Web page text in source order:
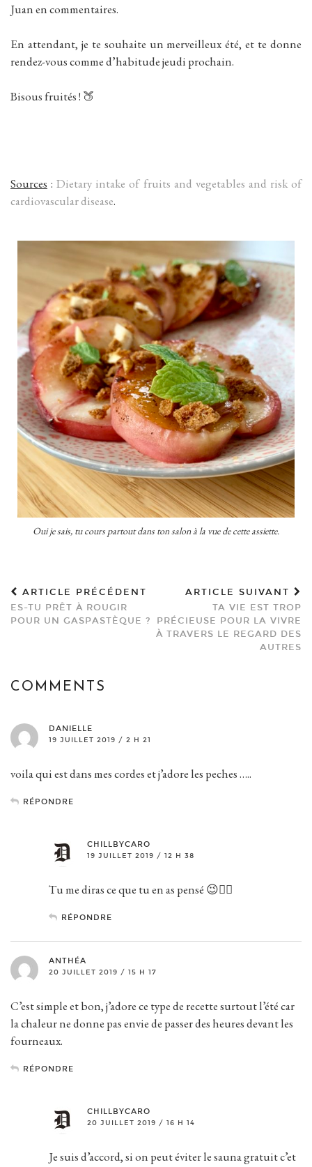
Juan en commentaires.
En attendant, je te souhaite un merveilleux été, et te donne
rendez-vous comme d’habitude jeudi prochain.
Bisous fruités ! 🍑
Sources :Dietary intake of fruits and vegetables and risk of
cardiovascular disease.
Oui je sais, tu cours partout dans ton salon à la vue de cette assiette.
ARTICLE PRÉCÉDENT
ES-TU PRÊT À ROUGIR
POUR UN GASPASTÈQUE ?
ARTICLE SUIVANT
TA VIE EST TROP
PRÉCIEUSE POUR LA VIVRE
À TRAVERS LE REGARD DES
AUTRES
COMMENTS
DANIELLE
19 JUILLET 2019 / 2 H 21
voila qui est dans mes cordes et j’adore les peches …..
RÉPONDRE
CHILLBYCARO
19 JUILLET 2019 / 12 H 38
Tu me diras ce que tu en as pensé 😉✌🏻
RÉPONDRE
ANTHÉA
20 JUILLET 2019 / 15 H 17
C’est simple et bon, j’adore ce type de recette surtout l’été car
la chaleur ne donne pas envie de passer des heures devant les
fourneaux.
RÉPONDRE
CHILLBYCARO
20 JUILLET 2019 / 16 H 14
Je suis d’accord, si on peut éviter le sauna gratuit c’et